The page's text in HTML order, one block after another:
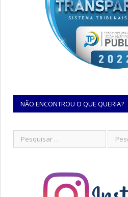
NÃO ENCONTROU O QUE QUERIA?